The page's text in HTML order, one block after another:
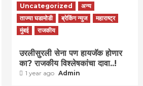
Uncategorized
अन्य
ताज्या घडामोडी
ब्रेकिंग न्युज
महाराष्ट्र
मुंबई
राजकीय
उरलीसुरली सेना पण हायजॅक होणार
का? राजकीय विश्लेषकांचा दावा..!
1 year ago Admin